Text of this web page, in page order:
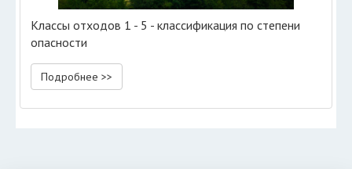
Классы отходов 1 - 5 - классификация по степени
опасности
Подробнее >>